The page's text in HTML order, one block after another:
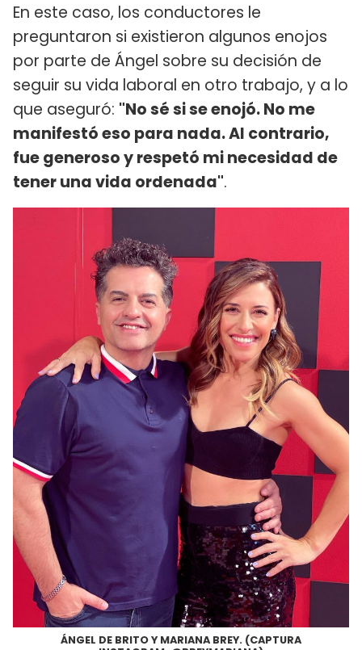
En este caso, los conductores le
preguntaron si existieron algunos enojos
por parte de Ángel sobre su decisión de
seguir su vida laboral en otro trabajo, y a lo
que aseguró: "No sé si se enojó. No me
manifestó eso para nada. Al contrario,
fue generoso y respetó mi necesidad de
tener una vida ordenada".
ÁNGEL DE BRITO Y MARIANA BREY. (CAPTURA